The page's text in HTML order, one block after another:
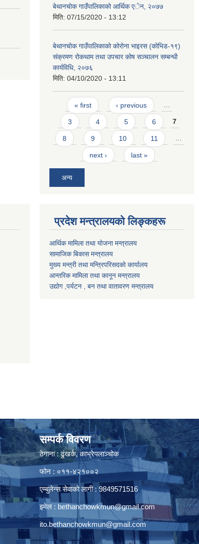
बेथानचोक गाउँपालिकाको आर्थिक एेन, २०७७
मिति: 07/15/2020 - 13:12
बेथानचोक गाउँपालिकाको कोरोना भाइरस (कोभिड-१९)
संक्रमण रोकथाम तथा उपचार कोष सञ्चालन सम्बन्धी
कार्यविधि, २०७६
मिति: 04/10/2020 - 13:11
Pages
« first ‹ previous …
3 4 5 6 7
8 9 10 11 …
next › last »
अन्य
प्रदेश मन्त्रालयको लिङ्कहरू
आर्थिक मामिला तथा योजना मन्त्रालय
सामाजिक बिकास मन्त्रालय
मुख्य मन्त्री तथा मन्त्रिपरिसदको कार्यालय
आन्तरिक मामिला तथा कानून मन्त्रालय
उद्योग ,पर्यटन , बन तथा वातावरण मन्त्रालय
सम्पर्क विवरण
ठेगाना : ढुंखर्क, काभ्रेपलाञ्चोक
फोन : ०११-४२१००२
एम्बुलेन्स सेवाको लागी : 9849571516
इमेल : bethanchowkmun@gmail.com
ito.bethanchowkmun@gmail.com